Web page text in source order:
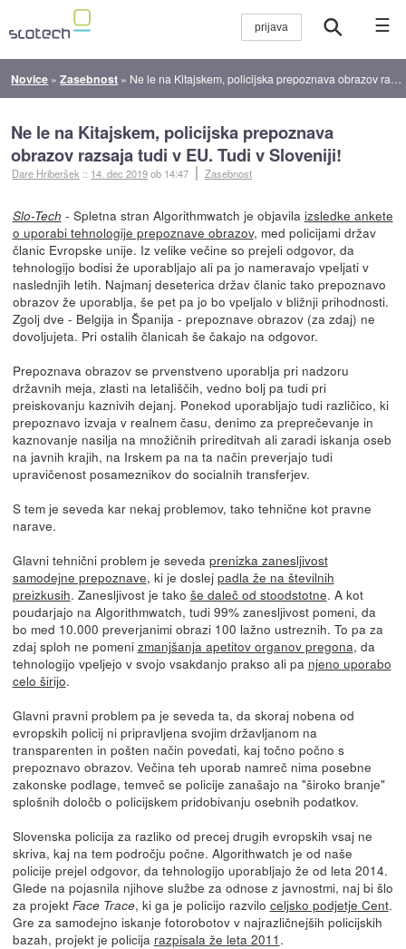
☰
Novice »Zasebnost » Ne le na Kitajskem, policijska prepoznava obrazov razsaja tudi v EU. Tudi v Sloveniji!
Ne le na Kitajskem, policijska prepoznava
obrazov razsaja tudi v EU. Tudi v Sloveniji!
Dare Hriberšek :: 14. dec 2019ob 14:47 Zasebnost
Slo-Tech - Spletna stran Algorithmwatch je objavila izsledke ankete
o uporabi tehnologije prepoznave obrazov, med policijami držav
članic Evropske unije. Iz velike večine so prejeli odgovor, da
tehnologijo bodisi že uporabljajo ali pa jo nameravajo vpeljati v
naslednjih letih. Najmanj deseterica držav članic tako prepoznavo
obrazov že uporablja, še pet pa jo bo vpeljalo v bližnji prihodnosti.
Zgolj dve - Belgija in Španija - prepoznave obrazov (za zdaj) ne
dovoljujeta. Pri ostalih članicah še čakajo na odgovor.
Prepoznava obrazov se prvenstveno uporablja pri nadzoru
državnih meja, zlasti na letališčih, vedno bolj pa tudi pri
preiskovanju kaznivih dejanj. Ponekod uporabljajo tudi različico, ki
prepoznavo izvaja v realnem času, denimo za preprečevanje in
kaznovanje nasilja na množičnih prireditvah ali zaradi iskanja oseb
na javnih krajih, na Irskem pa na ta način preverjajo tudi
upravičenost posameznikov do socialnih transferjev.
S tem je seveda kar nekaj problemov, tako tehnične kot pravne
narave.
Glavni tehnični problem je seveda prenizka zanesljivost
samodejne prepoznave, ki je doslej padla že na številnih
preizkusih. Zanesljivost je tako še daleč od stoodstotne. A kot
poudarjajo na Algorithmwatch, tudi 99% zanesljivost pomeni, da
bo med 10.000 preverjanimi obrazi 100 lažno ustreznih. To pa za
zdaj sploh ne pomeni zmanjšanja apetitov organov pregona, da
tehnologijo vpeljejo v svojo vsakdanjo prakso ali pa njeno uporabo
celo širijo.
Glavni pravni problem pa je seveda ta, da skoraj nobena od
evropskih policij ni pripravljena svojim državljanom na
transparenten in pošten način povedati, kaj točno počno s
prepoznavo obrazov. Večina teh uporab namreč nima posebne
zakonske podlage, temveč se policije zanašajo na "široko branje"
splošnih določb o policijskem pridobivanju osebnih podatkov.
Slovenska policija za razliko od precej drugih evropskih vsaj ne
skriva, kaj na tem področju počne. Algorithwatch je od naše
policije prejel odgovor, da tehnologijo uporabljajo že od leta 2014.
Glede na pojasnila njihove službe za odnose z javnostmi, naj bi šlo
za projekt Face Trace, ki ga je policijo razvilo celjsko podjetje Cent.
Gre za samodejno iskanje fotorobotov v najrazličnejših policijskih
bazah, projekt je policija razpisala že leta 2011 .